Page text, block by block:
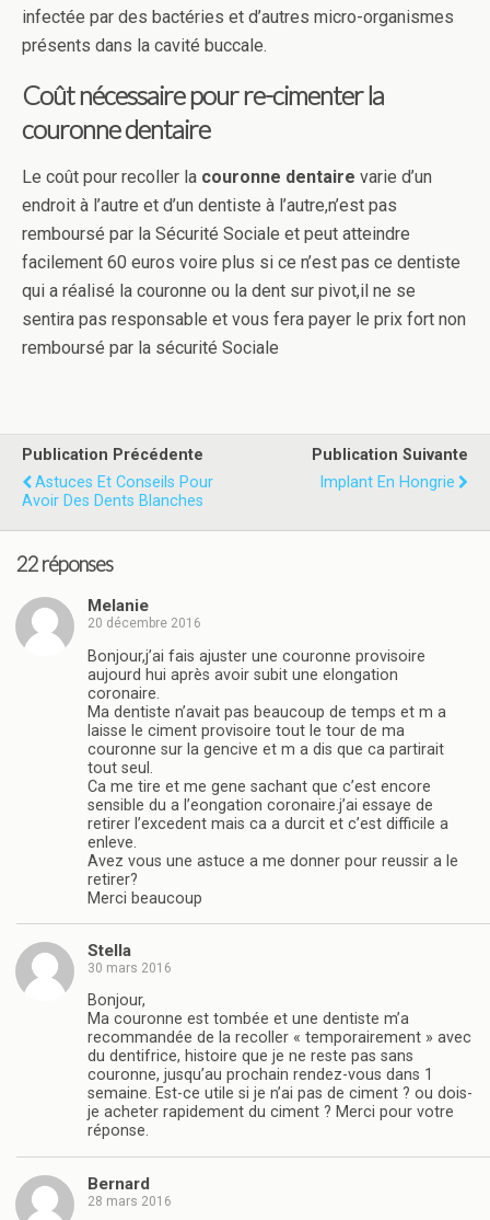
infectée par des bactéries et d’autres micro-organismes
présents dans la cavité buccale.
Coût nécessaire pour re-cimenter la
couronne dentaire
Le coût pour recoller la couronne dentaire varie d’un
endroit à l’autre et d’un dentiste à l’autre,n’est pas
remboursé par la Sécurité Sociale et peut atteindre
facilement 60 euros voire plus si ce n’est pas ce dentiste
qui a réalisé la couronne ou la dent sur pivot,il ne se
sentira pas responsable et vous fera payer le prix fort non
remboursé par la sécurité Sociale
Publication Précédente
Astuces Et Conseils Pour
Avoir Des Dents Blanches
Publication Suivante
Implant En Hongrie
22 réponses
Melanie
20 décembre 2016
Bonjour,j’ai fais ajuster une couronne provisoire
aujourd hui après avoir subit une elongation
coronaire.
Ma dentiste n’avait pas beaucoup de temps et m a
laisse le ciment provisoire tout le tour de ma
couronne sur la gencive et m a dis que ca partirait
tout seul.
Ca me tire et me gene sachant que c’est encore
sensible du a l’eongation coronaire.j’ai essaye de
retirer l’excedent mais ca a durcit et c’est difficile a
enleve.
Avez vous une astuce a me donner pour reussir a le
retirer?
Merci beaucoup
Stella
30 mars 2016
Bonjour,
Ma couronne est tombée et une dentiste m’a
recommandée de la recoller « temporairement » avec
du dentifrice, histoire que je ne reste pas sans
couronne, jusqu’au prochain rendez-vous dans 1
semaine. Est-ce utile si je n’ai pas de ciment ? ou dois-
je acheter rapidement du ciment ? Merci pour votre
réponse.
Bernard
28 mars 2016